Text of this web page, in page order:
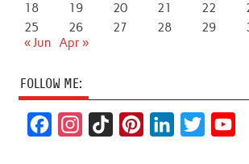
18
19 20 21 22
25
26 27 28 29
« Jun Apr »
FOLLOW ME: